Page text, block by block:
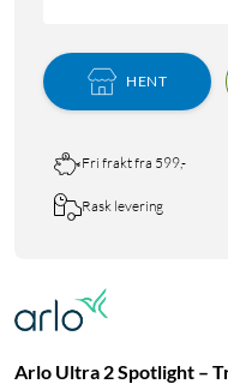
HENT
Fri frakt fra 599,-
Rask levering
Arlo Ultra 2 Spotlight –